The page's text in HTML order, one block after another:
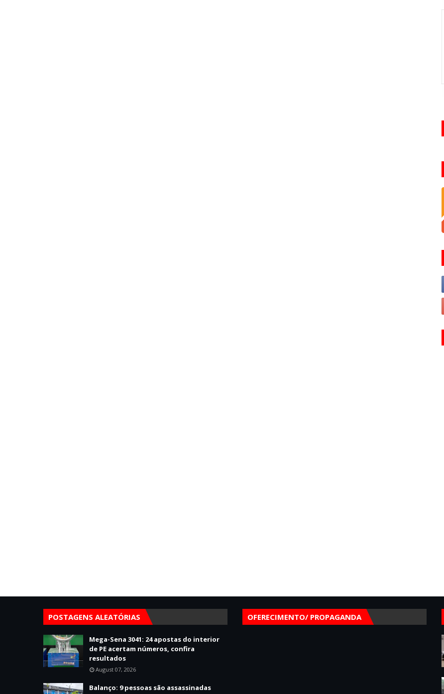
POSTAGENS ALEATÓRIAS
Mega-Sena 3041: 24 apostas do interior
de PE acertam números, confira
resultados
August 07, 2026
Balanço: 9 pessoas são assassinadas
OFERECIMENTO/ PROPAGANDA